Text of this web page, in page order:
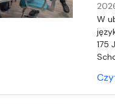
W
175